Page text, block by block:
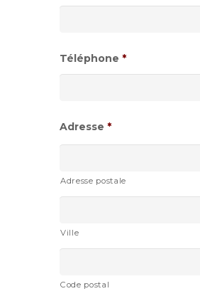
date
MM
Téléphone *
Adresse *
Adresse postale
Ville
Code postal